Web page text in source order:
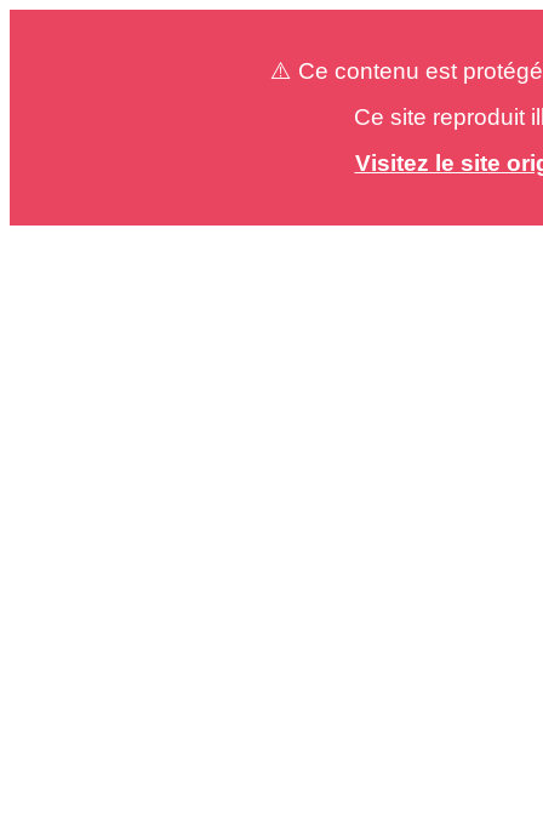
⚠️ Ce contenu est
Ce site reproduit
Visitez le site